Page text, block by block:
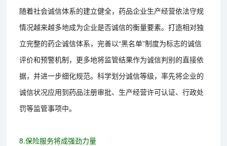
随着社会诚信体系的建立健全，药品企业生产经营依法守规
情况越来越多地成为企业是否诚信的衡量要素。打造相对独
立完整的药企诚信体系，完善以“黑名单”制度为标志的诚信
评价和预警机制，更多地将监管结果作为诚信判别的直接依
据，并进一步细化规范。科学划分诚信等级，率先将企业的
诚信状况应用到药品注册审批、生产经营许可认证、行政处
罚等监管事项中。
8.保险服务将成强劲力量